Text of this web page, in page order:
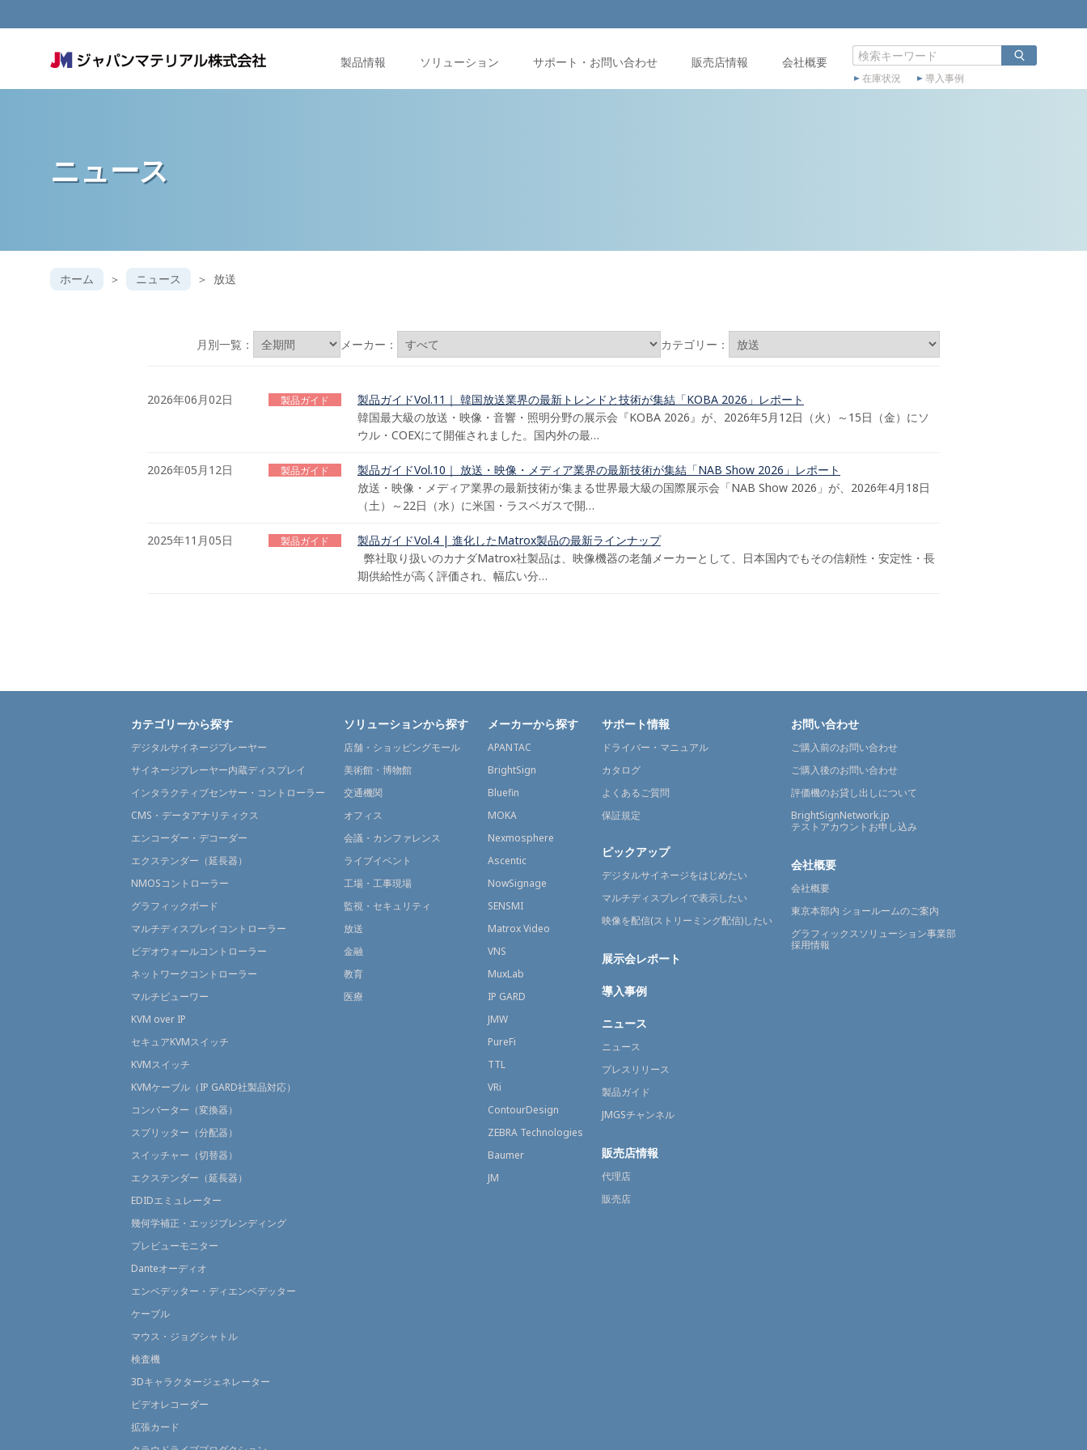
製品情報 ソリューション サポート・お問い合わせ 販売店情報 会社概要
在庫状況 導入事例
ニュース
ホーム ニュース 放送
月別一覧： メーカー： カテゴリー：
2026年06月02日 製品ガイド
製品ガイドVol.11｜ 韓国放送業界の最新トレンドと技術が集結「KOBA 2026」レポート
韓国最大級の放送・映像・音響・照明分野の展示会『KOBA 2026』が、2026年5月12日（火）～15日（金）にソ
ウル・COEXにて開催されました。国内外の最…
2026年05月12日 製品ガイド
製品ガイドVol.10｜ 放送・映像・メディア業界の最新技術が集結「NAB Show 2026」レポート
放送・映像・メディア業界の最新技術が集まる世界最大級の国際展示会「NAB Show 2026」が、2026年4月18日
（土）～22日（水）に米国・ラスベガスで開…
2025年11月05日 製品ガイド
製品ガイドVol.4 | 進化したMatrox製品の最新ラインナップ
弊社取り扱いのカナダMatrox社製品は、映像機器の老舗メーカーとして、日本国内でもその信頼性・安定性・長
期供給性が高く評価され、幅広い分…
カテゴリーから探す
デジタルサイネージプレーヤー
サイネージプレーヤー内蔵ディスプレイ
インタラクティブセンサー・コントローラー
CMS・データアナリティクス
エンコーダー・デコーダー
エクステンダー（延長器）
NMOSコントローラー
グラフィックボード
マルチディスプレイコントローラー
ビデオウォールコントローラー
ネットワークコントローラー
マルチビューワー
KVM over IP
セキュアKVMスイッチ
KVMスイッチ
KVMケーブル（IP GARD社製品対応）
コンバーター（変換器）
スプリッター（分配器）
スイッチャー（切替器）
エクステンダー（延長器）
EDIDエミュレーター
幾何学補正・エッジブレンディング
プレビューモニター
Danteオーディオ
エンベデッター・ディエンベデッター
ケーブル
マウス・ジョグシャトル
検査機
3Dキャラクタージェネレーター
ビデオレコーダー
拡張カード
ソリューションから探す
店舗・ショッピングモール
美術館・博物館
交通機関
オフィス
会議・カンファレンス
ライブイベント
工場・工事現場
監視・セキュリティ
放送
金融
教育
医療
メーカーから探す
APANTAC
BrightSign
Bluefin
MOKA
Nexmosphere
Ascentic
NowSignage
SENSMI
Matrox Video
VNS
MuxLab
IP GARD
JMW
PureFi
TTL
VRi
ContourDesign
ZEBRA Technologies
Baumer
JM
サポート情報
ドライバー・マニュアル
カタログ
よくあるご質問
保証規定
ピックアップ
デジタルサイネージをはじめたい
マルチディスプレイで表示したい
映像を配信(ストリーミング配信)したい
展示会レポート
導入事例
ニュース
ニュース
プレスリリース
製品ガイド
JMGSチャンネル
販売店情報
代理店
販売店
お問い合わせ
ご購入前のお問い合わせ
ご購入後のお問い合わせ
評価機のお貸し出しについて
BrightSignNetwork.jp
テストアカウントお申し込み
会社概要
会社概要
東京本部内 ショールームのご案内
グラフィックスソリューション事業部
採用情報